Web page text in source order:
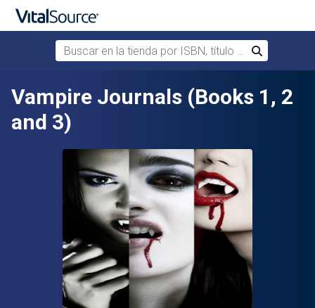
Saltar al contenido principal
Buscar en la tienda por ISBN, título o autor
Buscar
Vampire Journals (Books 1, 2
and 3)